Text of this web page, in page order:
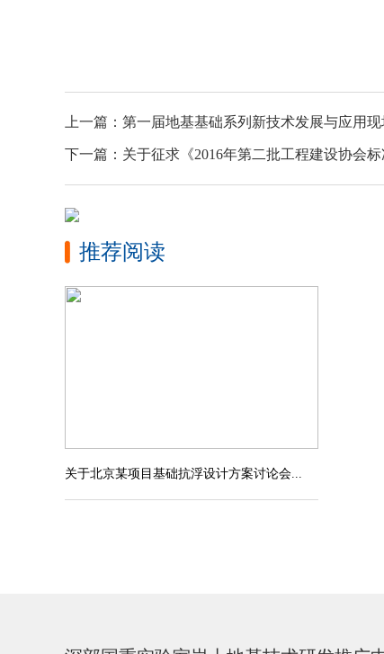
上一篇： 第一届地基基础系列新技术发展与应用
下一篇： 关于征求《2016年第二批工程建设协会
推荐阅读
关于北京某项目基础抗浮设计方案讨论会...